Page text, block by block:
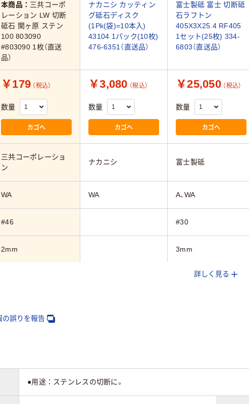
本商品： 三共コーポ
レーション LW 切断
砥石 関ヶ原 ステン
100 803090
#803090 1枚（直送
品）
ナカニシ カッティン
グ砥石ディスク
(1Pk(袋)=10本入)
43104 1パック(10枚)
476-6351（直送品）
富士製砥 富士 切断砥
石ラフトン
405X3X25.4 RF405
1セット(25枚) 334-
6803（直送品）
￥179 （税込）
数量
カゴへ
￥3,080 （税込）
数量
カゴへ
￥25,050 （税込）
数量
カゴへ
三共コーポレーショ
ン
ナカニシ 富士製砥
WA WA A、WA
#46 #30
2mm 3mm
詳しく見る
の誤りを報告
●用途：ステンレスの切断に。